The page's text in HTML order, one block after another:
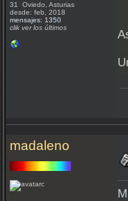
31 Oviedo, Asturias
desde: feb, 2018
mensajes: 1350
clik ver los últimos
madaleno